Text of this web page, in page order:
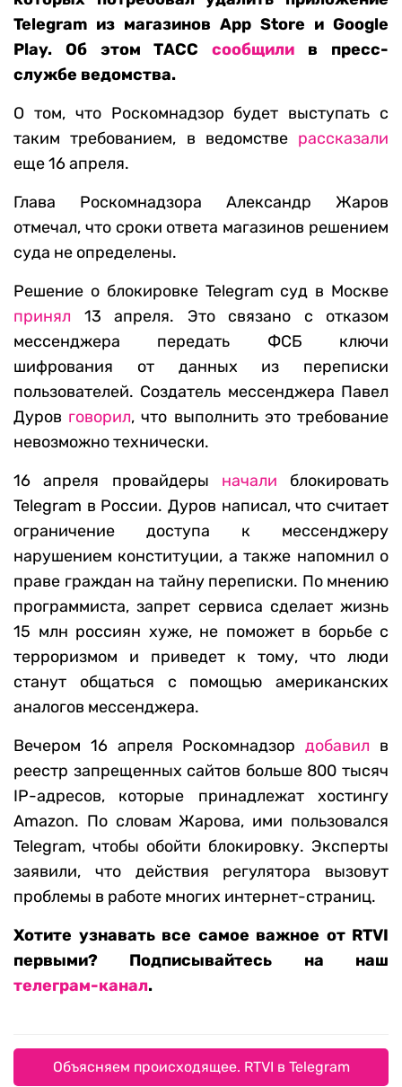
Telegram из магазинов App Store и Google
Play. Об этом ТАССсообщили в пресс-
службе ведомства.
О том, что Роскомнадзор будет выступать с
таким требованием, в ведомстве рассказали
еще 16 апреля.
Глава Роскомнадзора Александр Жаров
отмечал, что сроки ответа магазинов решением
суда не определены.
Решение о блокировке Telegram суд в Москве
принял 13 апреля. Это связано с отказом
мессенджера передать ФСБ ключи
шифрования от данных из переписки
пользователей. Создатель мессенджера Павел
Дуров говорил, что выполнить это требование
невозможно технически.
16 апреля провайдеры начали блокировать
Telegram в России. Дуров написал, что считает
ограничение доступа к мессенджеру
нарушением конституции, а также напомнил о
праве граждан на тайну переписки. По мнению
программиста, запрет сервиса сделает жизнь
15 млн россиян хуже, не поможет в борьбе с
терроризмом и приведет к тому, что люди
станут общаться с помощью американских
аналогов мессенджера.
Вечером 16 апреля Роскомнадзордобавил в
реестр запрещенных сайтов больше 800 тысяч
IP-адресов, которые принадлежат хостингу
Amazon. По словам Жарова, ими пользовался
Telegram, чтобы обойти блокировку. Эксперты
заявили, что действия регулятора вызовут
проблемы в работе многих интернет-страниц.
Хотите узнавать все самое важное от RTVI
первыми? Подписывайтесь на наш
телеграм-канал.
Объясняем происходящее. RTVI в Telegram